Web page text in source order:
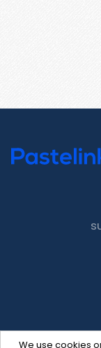
We use cookies